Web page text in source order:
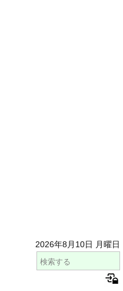
2026年8月10日 月曜日